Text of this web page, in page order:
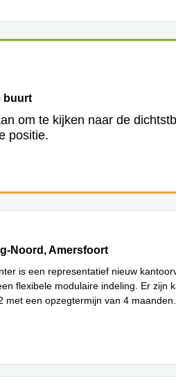
buurt
om te kijken naar de
positie.
60-99, Amersfoort
Noord, Amersfoort
is een representatief nieuw
flexibele modulaire indeling. Er zijn
met een opzegtermijn van 4